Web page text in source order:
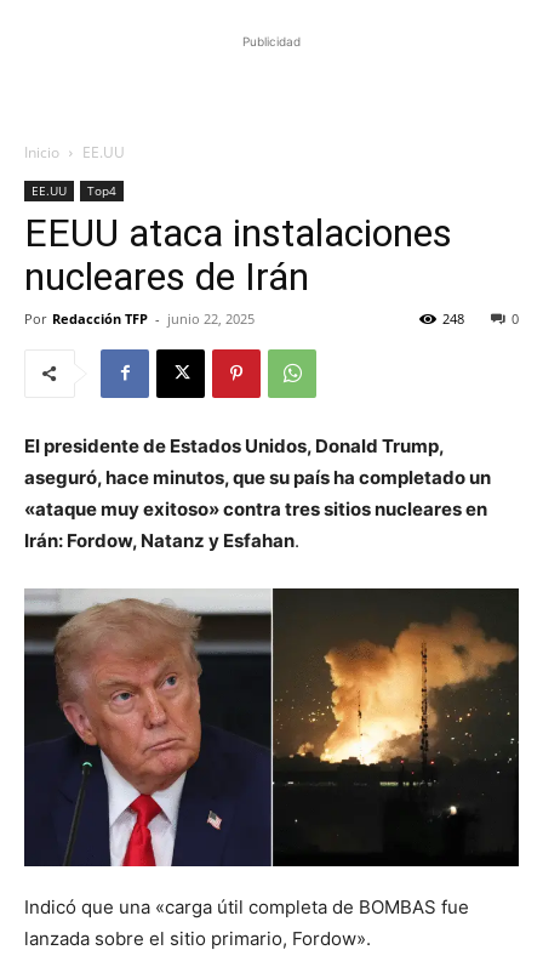
Publicidad
Inicio EE.UU
EE.UU Top4
EEUU ataca instalaciones
nucleares de Irán
Por Redacción TFP - junio 22, 2025 0
248
El presidente de Estados Unidos, Donald Trump,
aseguró, hace minutos, que su país ha completado un
«ataque muy exitoso» contra tres sitios nucleares en
Irán: Fordow, Natanz y Esfahan.
Indicó que una «carga útil completa de BOMBAS fue
lanzada sobre el sitio primario, Fordow».